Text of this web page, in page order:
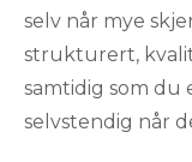
selv når mye
strukturert,
samtidig som du
selvstendig når